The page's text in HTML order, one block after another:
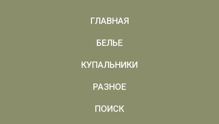
ГЛАВНАЯ
БЕЛЬЕ
КУПАЛЬНИКИ
РАЗНОЕ
ПОИСК